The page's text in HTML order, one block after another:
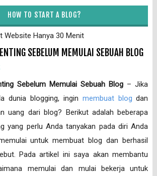
HOW TO START A BLOG?
Website Hanya 30 Menit
SEBELUM MEMULAI SEBUAH BLOG
Sebelum Memulai Sebuah Blog – Jika
dunia blogging, ingin membuat blog dan
uang dari blog? Berikut adalah beberapa
yang perlu Anda tanyakan pada diri Anda
untuk membuat blog dan berhasil
Pada artikel ini saya akan membantu
memulai dan mulai bekerja untuk